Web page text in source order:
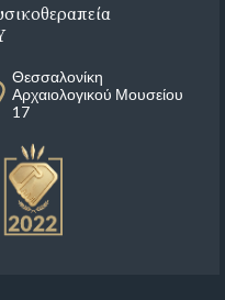
Θεσσαλονίκη
Αρχαιολογικού Μουσείου
17